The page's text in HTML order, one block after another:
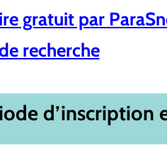
gratuit par
recherche
d’inscription